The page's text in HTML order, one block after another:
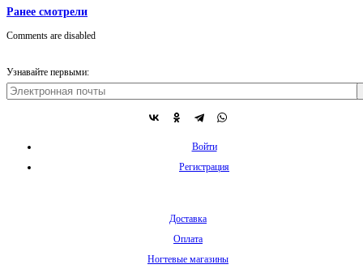
Ранее смотрели
Comments are disabled
Узнавайте первыми:
Войти
Регистрация
Доставка
Оплата
Ногтевые магазины